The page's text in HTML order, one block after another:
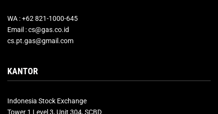
WA : +62 821-1000-645
Email : cs@gas.co.id
cs.pt.gas@gmail.com
KANTOR
Indonesia Stock Exchange
Tower 1 Level 3, Unit 304, SCBD